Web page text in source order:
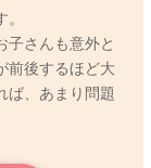
欲求に合わせ
け欲しがるよう
大きいようであ
さんの欲求に合
子さんも意外と
前後するほど大
ば、あまり問題